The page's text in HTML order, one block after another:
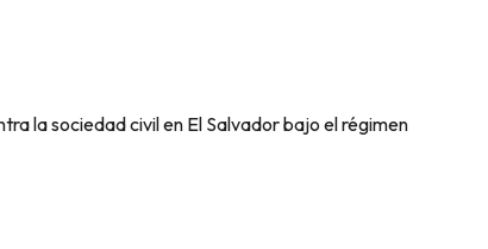
la sociedad civil en El Salvador bajo el régimen